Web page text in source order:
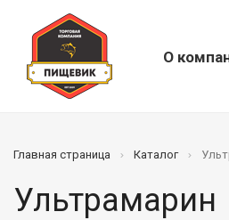
О
Главная страница Каталог
Ультрамарин